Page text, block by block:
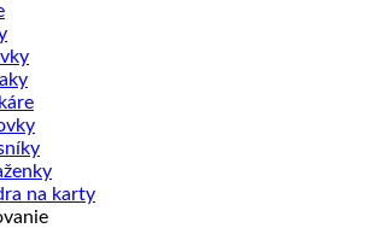
na karty